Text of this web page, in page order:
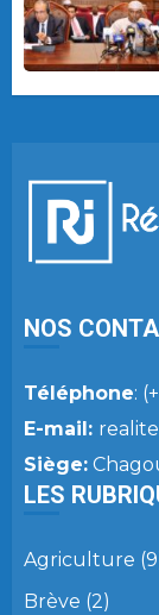
NOS
Téléphone:
E-mail:
Siège:
LES
Agriculture
Brève (2)